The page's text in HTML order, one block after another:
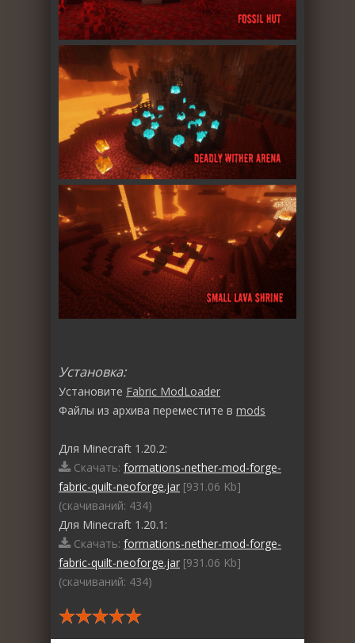
Установка:
Установите Fabric ModLoader
Файлы из архива переместите в mods
Для Minecraft 1.20.2:
Скачать: formations-nether-mod-forge-
fabric-quilt-neoforge.jar [931.06 Kb]
(cкачиваний: 434)
Для Minecraft 1.20.1:
Скачать: formations-nether-mod-forge-
fabric-quilt-neoforge.jar [931.06 Kb]
(cкачиваний: 434)